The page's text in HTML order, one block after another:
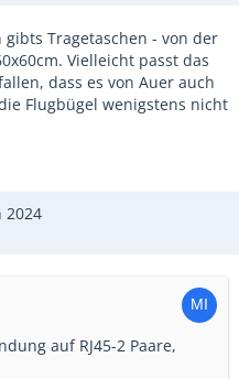
gibts Tragetaschen - von der
Vielleicht passt das
dass es von Auer auch
Flugbügel wenigstens nicht
2024
auf RJ45-2 Paare,